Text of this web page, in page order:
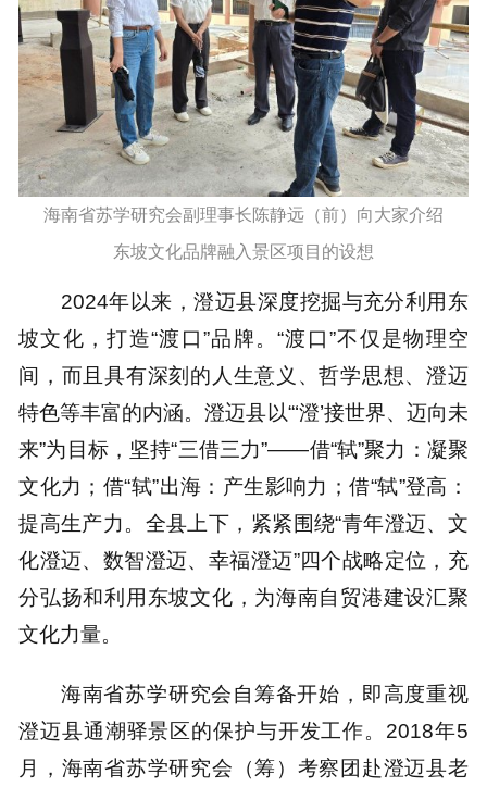
海南省苏学研究会副理事长陈静远（前）向大家介绍
东坡文化品牌融入景区项目的设想
2024年以来，澄迈县深度挖掘与充分利用东
坡文化，打造“渡口”品牌。“渡口”不仅是物理空
间，而且具有深刻的人生意义、哲学思想、澄迈
特色等丰富的内涵。澄迈县以“‘澄’接世界、迈向未
来”为目标，坚持“三借三力”——借“轼”聚力：凝聚
文化力；借“轼”出海：产生影响力；借“轼”登高：
提高生产力。全县上下，紧紧围绕“青年澄迈、文
化澄迈、数智澄迈、幸福澄迈”四个战略定位，充
分弘扬和利用东坡文化，为海南自贸港建设汇聚
文化力量。
海南省苏学研究会自筹备开始，即高度重视
澄迈县通潮驿景区的保护与开发工作。2018年5
月，海南省苏学研究会（筹）考察团赴澄迈县老